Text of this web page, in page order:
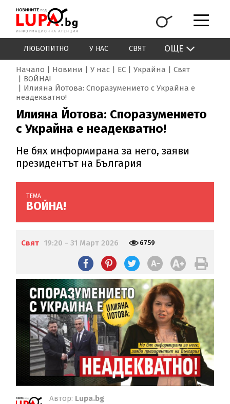
ЛЮБОПИТНО У НАС СВЯТ ОЩЕ
Начало Новини У нас ЕС Украйна
Свят
ВОЙНА!
Илияна Йотова: Споразумението с Украйна е
неадекватно!
Илияна Йотова: Споразумението
с Украйна е неадекватно!
Не бях информирана за него, заяви
президентът на България
ТЕМА
ВОЙНА!
Свят 19:20 - 31 Март 2026 6759
Автор: Lupa.bg